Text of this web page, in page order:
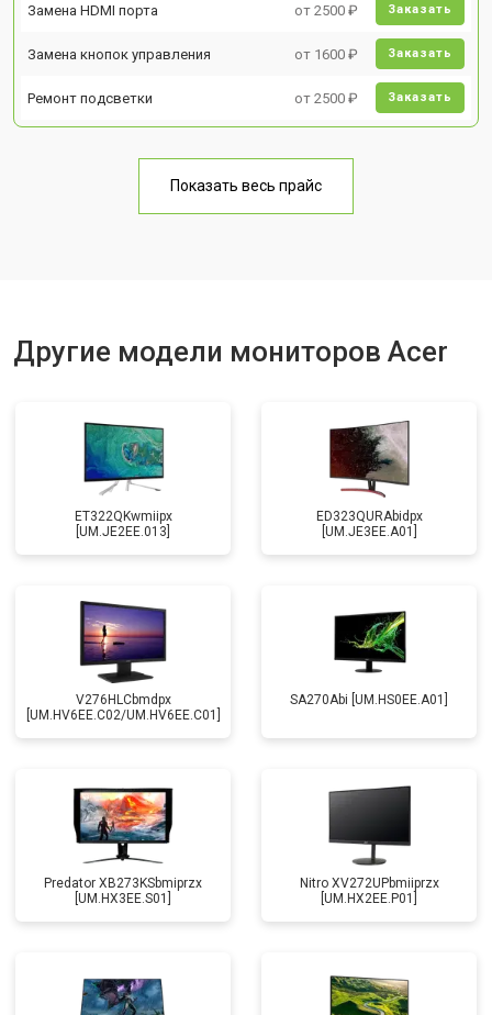
Замена HDMI порта от 2500 ₽ Заказать
Замена кнопок управления от 1600 ₽ Заказать
Ремонт подсветки от 2500 ₽ Заказать
Показать весь прайс
Другие модели мониторов Acer
ET322QKwmiipx
[UM.JE2EE.013]
ED323QURAbidpx
[UM.JE3EE.A01]
V276HLCbmdpx
[UM.HV6EE.C02/UM.HV6EE.C01]
SA270Abi [UM.HS0EE.A01]
Predator XB273KSbmiprzx
[UM.HX3EE.S01]
Nitro XV272UPbmiiprzx
[UM.HX2EE.P01]